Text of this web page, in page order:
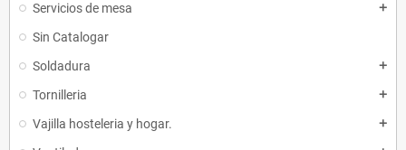
Servicios de mesa add
Sin Catalogar
Soldadura
add
Tornilleria add
Vajilla hosteleria y hogar. add